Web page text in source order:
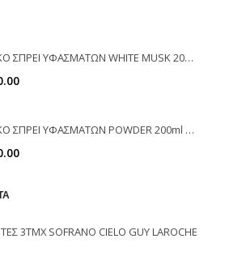
ΑΡΩΜΑΤΙΚΟ ΣΠΡΕΙ ΥΦΑΣΜΑΤΩΝ WHITE MUSK 200ml ELEGANT
ΑΡΩΜΑΤΙΚΟ ΣΠΡΕΙ ΥΦΑΣΜΑΤΩΝ POWDER 200ml ELEGANT
3ΤΜΧ SOFRANO CIELO GUY LAROCHE